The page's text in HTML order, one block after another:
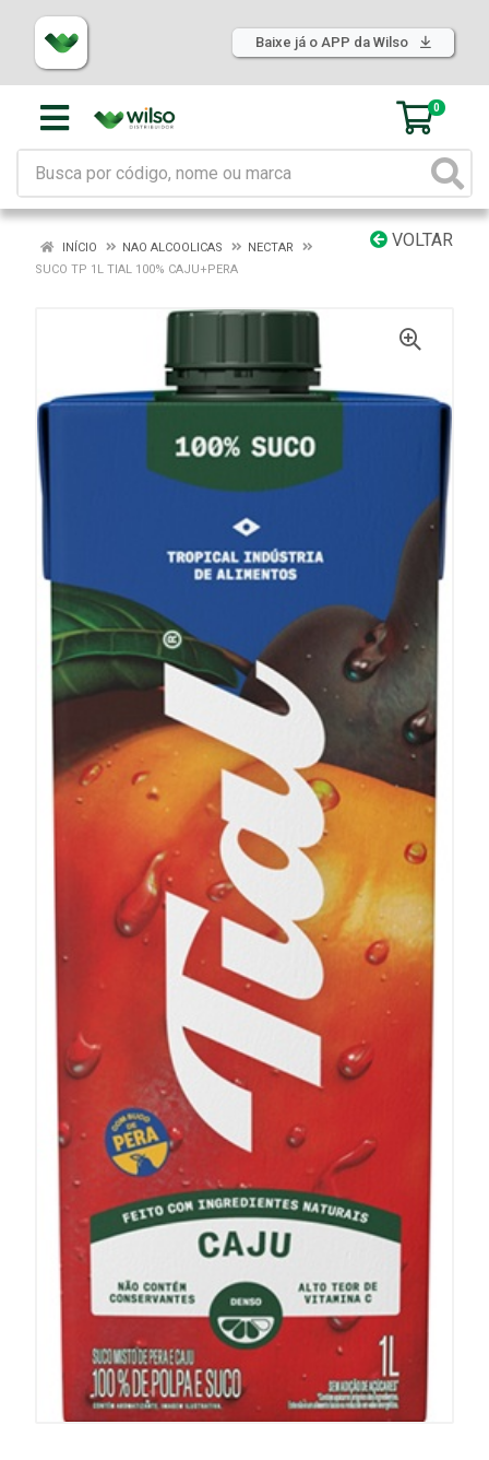
Baixe já o APP da Wilso
0
VOLTAR
INÍCIO NAO ALCOOLICAS
NECTAR
SUCO TP 1L TIAL 100% CAJU+PERA